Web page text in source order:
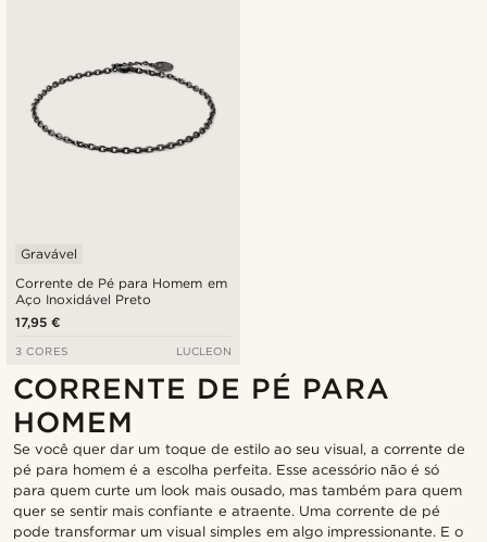
Corrente de Pé para Homem em
Aço Inoxidável Preto
Gravável
17,95 €
3 CORES LUCLEON
CORRENTE DE PÉ PARA
HOMEM
Se você quer dar um toque de estilo ao seu visual, a corrente de
pé para homem é a escolha perfeita. Esse acessório não é só
para quem curte um look mais ousado, mas também para quem
quer se sentir mais confiante e atraente. Uma corrente de pé
pode transformar um visual simples em algo impressionante. E o